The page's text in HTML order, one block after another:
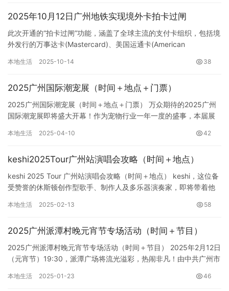
2025年10月12日广州地铁实现境外卡拍卡过闸
此次开通的“拍卡过闸”功能，涵盖了全球主流的支付卡组织，包括境
外发行的万事达卡(Mastercard)、美国运通卡(American
本地生活 2025-10-14 38
2025广州国际潮宠展（时间＋地点＋门票）
2025广州国际潮宠展（时间＋地点＋门票） 万众期待的2025广州
国际潮宠展即将盛大开幕！作为宠物行业一年一度的盛事，本届展
本地生活 2025-04-10 42
keshi2025Tour广州站演唱会攻略（时间＋地点）
keshi 2025 Tour 广州站演唱会攻略（时间＋地点） keshi，这位备
受赞誉的休斯顿创作型歌手、制作人及多乐器演奏家，即将带着他
本地生活 2025-02-13 58
2025广州派潭村晚元宵节专场活动（时间＋节目）
2025广州派潭村晚元宵节专场活动（时间＋节目） 2025年2月12日
（元宵节）19:30，派潭广场将流光溢彩，热闹非凡！由中共广州市
本地生活 2025-01-23 46